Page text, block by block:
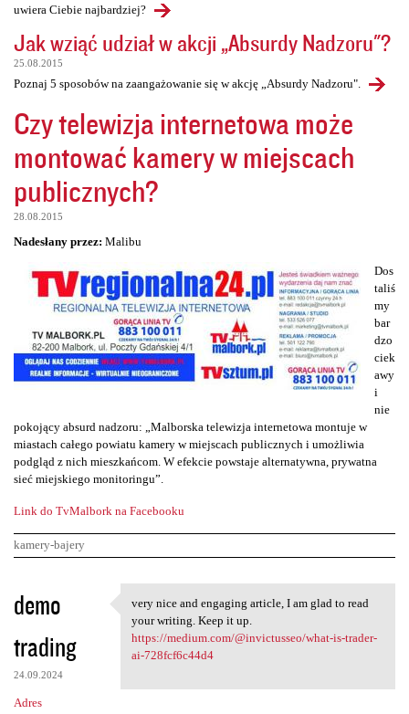
uwiera Ciebie najbardziej?
Jak wziąć udział w akcji „Absurdy Nadzoru"?
25.08.2015
Poznaj 5 sposobów na zaangażowanie się w akcję „Absurdy Nadzoru".
Czy telewizja internetowa może
montować kamery w miejscach
publicznych?
28.08.2015
Nadesłany przez: Malibu
Dos
taliś
my
bar
dzo
ciek
awy
i
nie
pokojący absurd nadzoru: „Malborska telewizja internetowa montuje w
miastach całego powiatu kamery w miejscach publicznych i umożliwia
podgląd z nich mieszkańcom. W efekcie powstaje alternatywna, prywatna
sieć miejskiego monitoringu”.
Link do TvMalbork na Facebooku
kamery-bajery
K
o
m
e
n
demo
trading
24.09.2024
Adres
very nice and engaging
very nice and engaging article, I am glad to read
your writing. Keep it up.
https://medium.com/@invictusseo/what-is-trader-
ai-728fcf6c44d4